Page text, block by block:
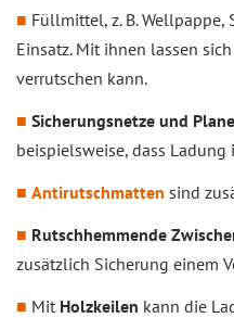
Füllmittel, z. B.
Einsatz. Mit ihnen lassen
verrutschen kann.
Sicherungsnetze und
beispielsweise, dass
Antirutschmatten sind
Rutschhemmende
zusätzlich Sicherung einem
Mit Holzkeilen kann die